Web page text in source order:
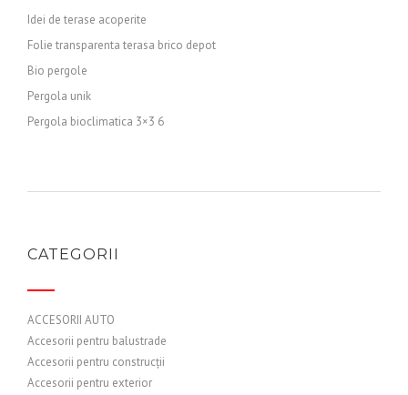
Idei de terase acoperite
Folie transparenta terasa brico depot
Bio pergole
Pergola unik
Pergola bioclimatica 3×3 6
CATEGORII
ACCESORII AUTO
Accesorii pentru balustrade
Accesorii pentru construcții
Accesorii pentru exterior